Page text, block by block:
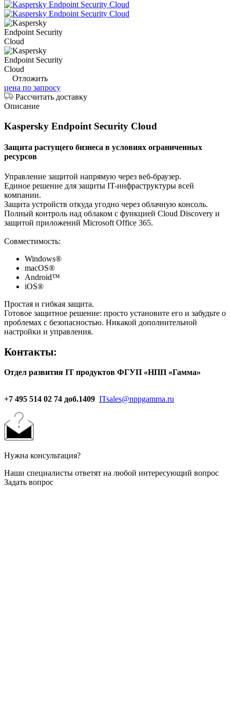
Отложить
цена по запросу
Рассчитать доставку
Описание
Kaspersky Endpoint Security Cloud
Защита растущего бизнеса в условиях ограниченных
ресурсов
Управление защитой напрямую через веб-браузер.
Единое решение для защиты IT-инфраструктуры всей
компании.
Защита устройств откуда угодно через облачную консоль.
Полный контроль над облаком с функцией Cloud Discovery и
защитой приложений Microsoft Office 365.
Совместимость:
Windows®
macOS®
Android™
iOS®
Простая и гибкая защита.
Готовое защитное решение: просто установите его и забудьте о
проблемах с безопасностью. Никакой дополнительной
настройки и управления.
Контакты:
Отдел развития IT продуктов ФГУП «НПП «Гамма»
+7 495 514 02 74 доб.1409 ITsales@nppgamma.ru
Нужна консультация?
Наши специалисты ответят на любой интересующий вопрос
Задать вопрос